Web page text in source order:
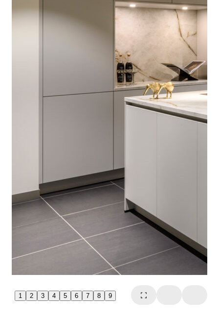
1 2 3 4 5 6 7 8 9